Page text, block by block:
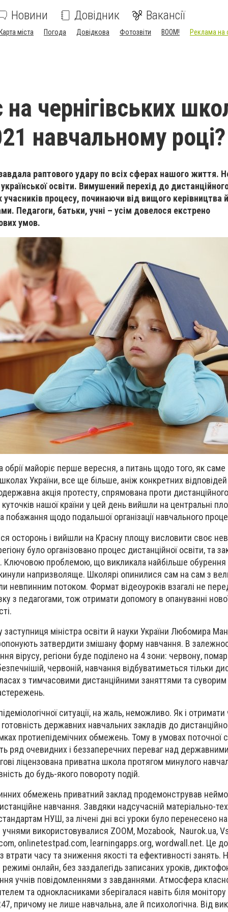
Новини Довідник Вакансії
міста Погода Довідкова Фотозвіти BOOM! Реклама на
чернігівських
навчальному році?
раптового удару по всіх сферах нашого життя.
освіти. Вимушений перехід до
процесу, починаючи від вищого керівництва
Педагоги, батьки, учні – усім довелося екстрено
умов.
обрії майоріє перше вересня, а питань щодо того, як саме
України, все ще більше, аніж конкретних
акція протесту, спрямована проти
нашої країни у цей день вийшли на центральні
побажання щодо подальшої організації навчального
осторонь і вийшли на Красну площу висловити своє
було організовано процес дистанційної освіти, та
Ключовою проблемою, що викликала найбільше обурення
напризволяще. Школярі опинилися сам на сам з
невпинним потоком. Формат відеоуроків взагалі не
з педагогами, тож отримати допомогу в опануванні
заступниця міністра освіти й науки України Любомира
затвердити змішану форму навчання. В
вірусу, регіони буде поділено на 4 зони: червону,
червоній, навчання відбуватиметься тільки
з тимчасовими дистанційними заняттями та
ситуації, на жаль, неможливо. Як і отримати
державних навчальних закладів до
протиепідемічних обмежень. Тому в умовах поточної
ряд очевидних і беззаперечних переваг над
ліцензована приватна школа протягом минулого
до будь-якого повороту подій.
обмежень приватний заклад продемонстрував
навчання. Завдяки надсучасній матеріально-
НУШ, за лічені дні всі уроки було перенесено
використовувалися ZOOM, Mozabook, Naurok.ua,
onlinetestpad.com, learningapps.org, wordwall.net. Це
часу та зниження якості та ефективності занять.
онлайн, без заздалегідь записаних уроків,
учнів повідомленнями з завданнями. Атмосфера
та однокласниками зберігалася навіть біля
причому не лише навчальна, але й психологічна. Від